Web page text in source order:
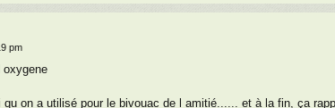
pm
oxygene
on a utilisé pour le bivouac de l amitié...... et à la fin, ça